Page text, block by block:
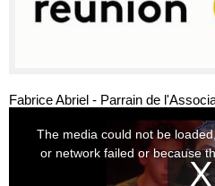
Fabrice Abriel - Parrain de